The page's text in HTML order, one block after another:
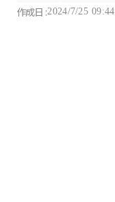
作成日 :2024/7/25 09:44